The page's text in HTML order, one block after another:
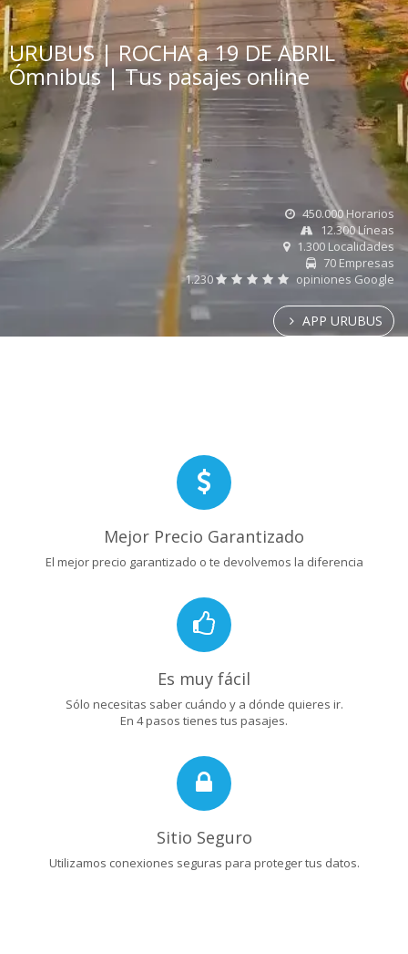
URUBUS | ROCHA a 19 DE ABRIL
Ómnibus | Tus pasajes online
450.000 Horarios
12.300 Líneas
1.300 Localidades
70 Empresas
1.230
opiniones Google
APP URUBUS
Mejor Precio Garantizado
El mejor precio garantizado o te devolvemos la diferencia
Es muy fácil
Sólo necesitas saber cuándo y a dónde quieres ir.
En 4 pasos tienes tus pasajes.
Sitio Seguro
Utilizamos conexiones seguras para proteger tus datos.